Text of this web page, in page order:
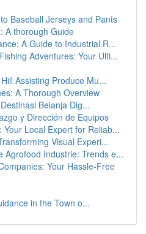
Baseball Jerseys and Pants
A thorough Guide
A Guide to Industrial R...
Adventures: Your Ulti...
Assisting Produce Mu...
A Thorough Overview
Belanja Dig...
y Dirección de Equipos
Your Local Expert for Reliab...
Visual Experi...
Agrofood Industrie: Trends e...
Your Hassle-Free
in the Town o...